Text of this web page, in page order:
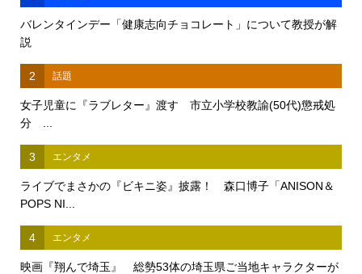
バレンタインデー「健康志向チョコレート」について教授が解
説
2 話題
女子児童に『ラブレター』渡す 市立小学校教諭(50代)懲戒処
分 ...
3 エンタメ
ライブでまさかの『ビキニ姿』披露！ 森口博子「ANISON＆
POPS NI...
4 エンタメ
映画『翔んで埼玉』 総勢53体の埼玉県ご当地キャラクターが